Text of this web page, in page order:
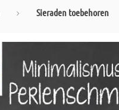
Sieraden toebehoren